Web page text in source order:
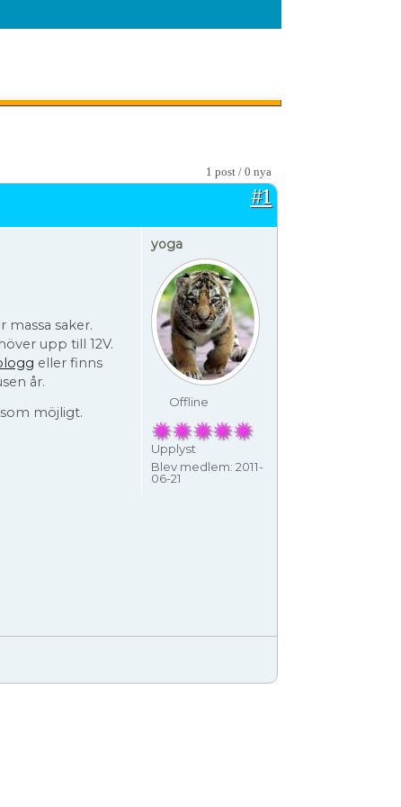
1 post / 0 nya
#1
yoga
Offline
Upplyst
Blev medlem: 2011-
06-21
saker.
upp till 12V.
eller finns
år.
möjligt.